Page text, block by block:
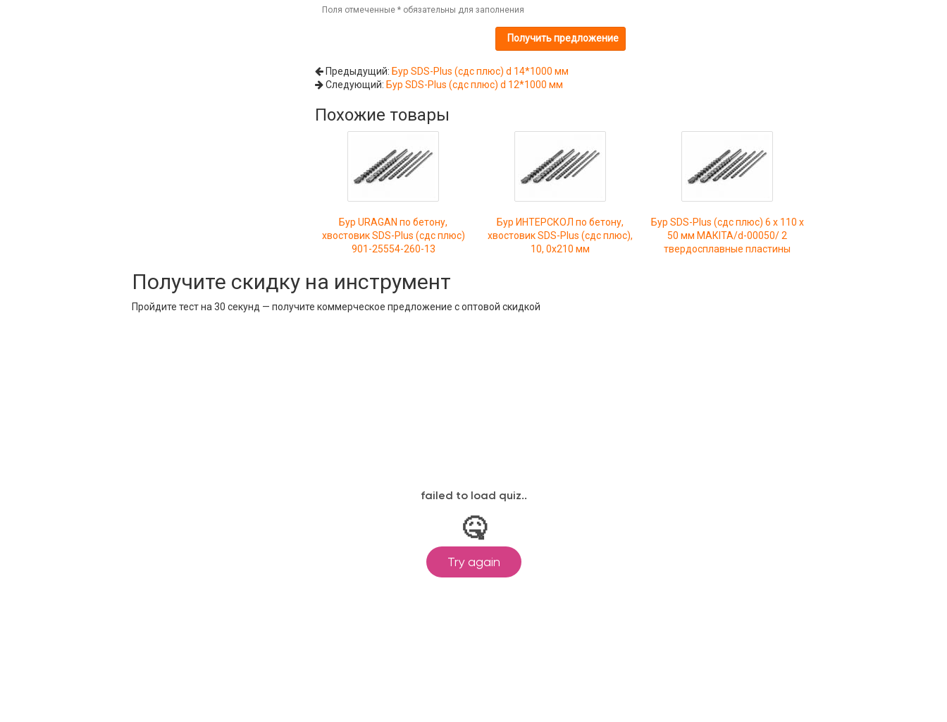
Поля отмеченные *обязательны для заполнения
Предыдущий: Бур SDS-Plus (сдс плюс) d 14*1000 мм
Следующий: Бур SDS-Plus (сдс плюс) d 12*1000 мм
Похожие товары
Бур URAGAN по бетону,
хвостовик SDS-Plus (сдс плюс)
901-25554-260-13
Бур ИНТЕРСКОЛ по бетону,
хвостовик SDS-Plus (сдс плюс),
10, 0x210 мм
Бур SDS-Plus (сдс плюс) 6 х 110 х
50 мм МАКIТА/d-00050/ 2
твердосплавные пластины
Получите скидку на инструмент
Пройдите тест на 30 секунд — получите коммерческое предложение с оптовой скидкой